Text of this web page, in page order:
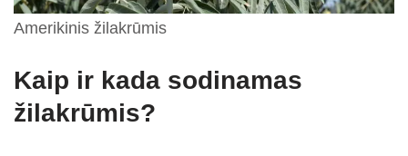
Amerikinis žilakrūmis
Kaip ir kada sodinamas
žilakrūmis?